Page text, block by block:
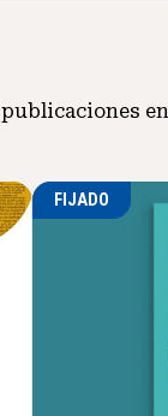
publicaciones
FIJADO